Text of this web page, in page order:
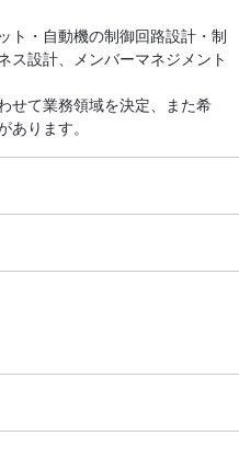
ト・自動機の制御回路設計・制
ス設計、メンバーマネジメント
せて業務領域を決定、また希
あります。